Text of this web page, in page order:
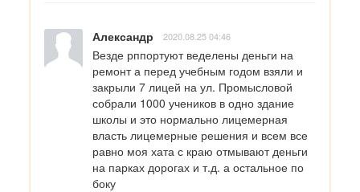
Александр 2020.08.25 04:46
Везде рппортуют веделены деньги на
ремонт а перед учебным годом взяли и
закрыли 7 лицей на ул. Промысловой
собрали 1000 учеников в одно здание
школы и это нормально лицемерная
власть лицемерные решения и всем все
равно моя хата с краю отмывают деньги
на парках дорогах и т.д. а остальное по
боку